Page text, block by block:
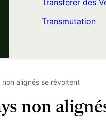
Transférer des
Transmutation
alignés se révoltent
non